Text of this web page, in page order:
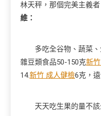
林天秤，那個完美主義
維：
多吃全谷物、蔬菜、
雜豆類食品50-150克新
14.新竹 成人健檢6克，
天天吃生果的量不該